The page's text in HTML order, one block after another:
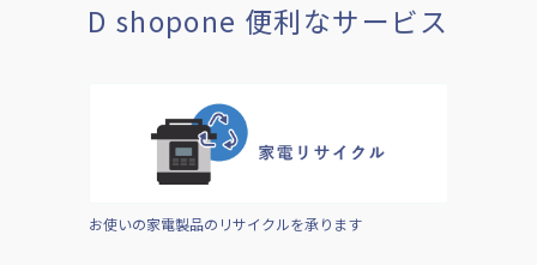
D shopone 便利なサービス
お使いの家電製品のリサイクルを承ります